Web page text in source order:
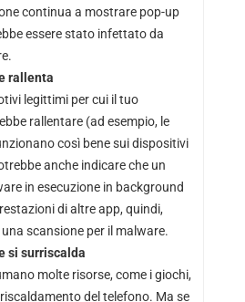
continua a mostrare pop-up
essere stato infettato da
rallenta
legittimi per cui il tuo
rallentare (ad esempio, le
così bene sui dispositivi
anche indicare che un
in esecuzione in background
di altre app, quindi,
scansione per il malware.
si surriscalda
molte risorse, come i giochi,
del telefono. Ma se